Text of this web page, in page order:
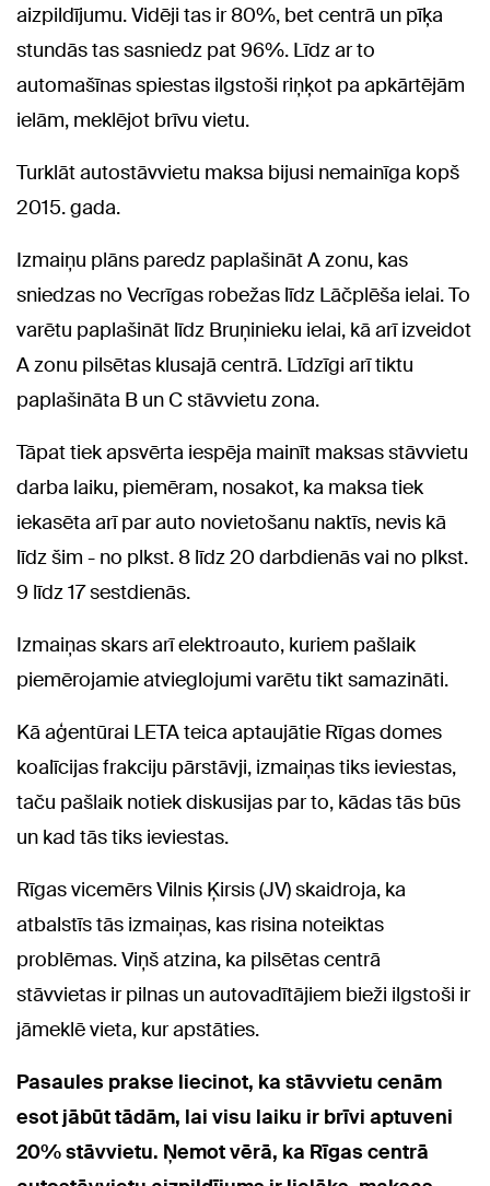
aizpildījumu. Vidēji tas ir 80%, bet centrā un pīķa
stundās tas sasniedz pat 96%. Līdz ar to
automašīnas spiestas ilgstoši riņķot pa apkārtējām
ielām, meklējot brīvu vietu.
Turklāt autostāvvietu maksa bijusi nemainīga kopš
2015. gada.
Izmaiņu plāns paredz paplašināt A zonu, kas
sniedzas no Vecrīgas robežas līdz Lāčplēša ielai. To
varētu paplašināt līdz Bruņinieku ielai, kā arī izveidot
A zonu pilsētas klusajā centrā. Līdzīgi arī tiktu
paplašināta B un C stāvvietu zona.
Tāpat tiek apsvērta iespēja mainīt maksas stāvvietu
darba laiku, piemēram, nosakot, ka maksa tiek
iekasēta arī par auto novietošanu naktīs, nevis kā
līdz šim - no plkst. 8 līdz 20 darbdienās vai no plkst.
9 līdz 17 sestdienās.
Izmaiņas skars arī elektroauto, kuriem pašlaik
piemērojamie atvieglojumi varētu tikt samazināti.
Kā aģentūrai LETA teica aptaujātie Rīgas domes
koalīcijas frakciju pārstāvji, izmaiņas tiks ieviestas,
taču pašlaik notiek diskusijas par to, kādas tās būs
un kad tās tiks ieviestas.
Rīgas vicemērs Vilnis Ķirsis (JV) skaidroja, ka
atbalstīs tās izmaiņas, kas risina noteiktas
problēmas. Viņš atzina, ka pilsētas centrā
stāvvietas ir pilnas un autovadītājiem bieži ilgstoši ir
jāmeklē vieta, kur apstāties.
Pasaules prakse liecinot, ka stāvvietu cenām
esot jābūt tādām, lai visu laiku ir brīvi aptuveni
20% stāvvietu. Ņemot vērā, ka Rīgas centrā